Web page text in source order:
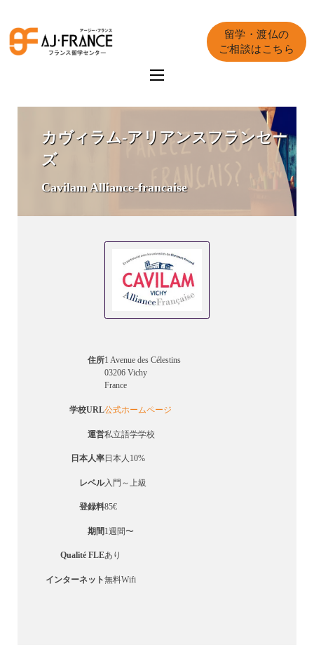
留学・渡仏の
ご相談はこちら
カヴィラム-アリアンスフランセー
ズ
Cavilam Alliance-francaise
住所1 Avenue des Célestins
03206 Vichy
France
学校URL公式ホームページ
運営私立語学学校
日本人率日本人10%
レベル入門～上級
登録料85€
期間1週間〜
Qualité FLEあり
インターネット無料Wifi